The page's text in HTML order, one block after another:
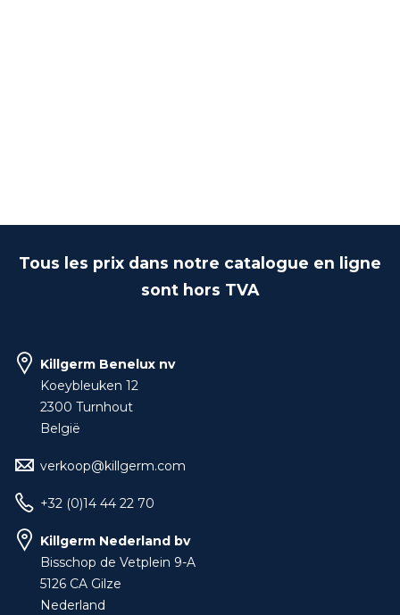
Tous les prix dans notre catalogue en ligne
sont hors TVA
Killgerm Benelux nv
Koeybleuken 12
2300 Turnhout
België
verkoop@killgerm.com
+32 (0)14 44 22 70
Killgerm Nederland bv
Bisschop de Vetplein 9-A
5126 CA Gilze
Nederland